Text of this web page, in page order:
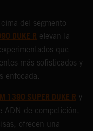
del segmento
DUKE R elevan la
que
más sofisticados y
enfocada.
1390 SUPER DUKE R y
ADN de competición,
ofrecen una